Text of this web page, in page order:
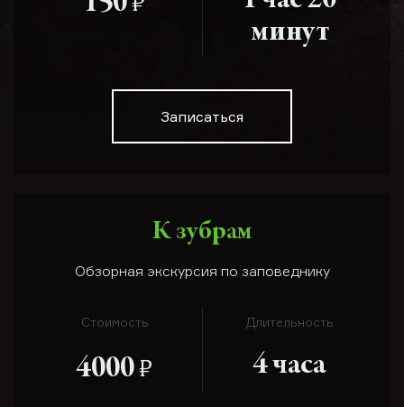
минут
Записаться
К зубрам
Обзорная экскурсия по заповеднику
Стоимость
4000е
Длительность
4 часа